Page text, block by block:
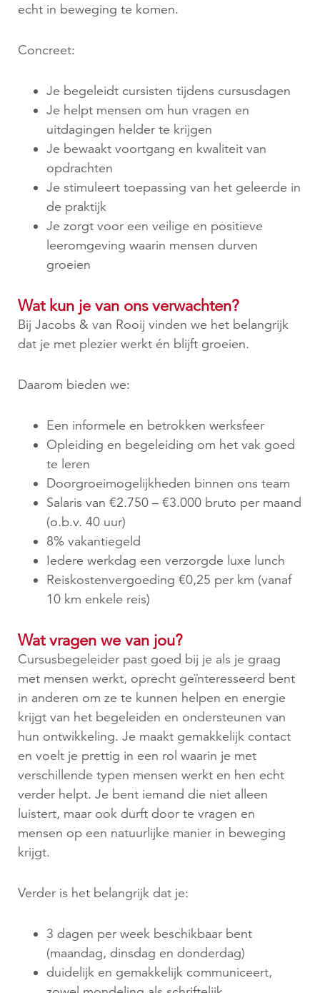
echt in beweging te komen.
Concreet:
Je begeleidt cursisten tijdens cursusdagen
Je helpt mensen om hun vragen en
uitdagingen helder te krijgen
Je bewaakt voortgang en kwaliteit van
opdrachten
Je stimuleert toepassing van het geleerde in
de praktijk
Je zorgt voor een veilige en positieve
leeromgeving waarin mensen durven
groeien
Wat kun je van ons verwachten?
Bij Jacobs & van Rooij vinden we het belangrijk
dat je met plezier werkt én blijft groeien.
Daarom bieden we:
Een informele en betrokken werksfeer
Opleiding en begeleiding om het vak goed
te leren
Doorgroeimogelijkheden binnen ons team
Salaris van €2.750 – €3.000 bruto per maand
(o.b.v. 40 uur)
8% vakantiegeld
Iedere werkdag een verzorgde luxe lunch
Reiskostenvergoeding €0,25 per km (vanaf
10 km enkele reis)
Wat vragen we van jou?
Cursusbegeleider past goed bij je als je graag
met mensen werkt, oprecht geïnteresseerd bent
in anderen om ze te kunnen helpen en energie
krijgt van het begeleiden en ondersteunen van
hun ontwikkeling. Je maakt gemakkelijk contact
en voelt je prettig in een rol waarin je met
verschillende typen mensen werkt en hen echt
verder helpt. Je bent iemand die niet alleen
luistert, maar ook durft door te vragen en
mensen op een natuurlijke manier in beweging
krijgt.
Verder is het belangrijk dat je:
3 dagen per week beschikbaar bent
(maandag, dinsdag en donderdag)
duidelijk en gemakkelijk communiceert,